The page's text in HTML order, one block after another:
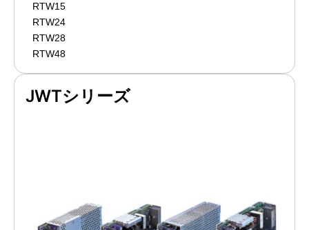
RTW15
RTW24
RTW28
RTW48
JWTシリーズ